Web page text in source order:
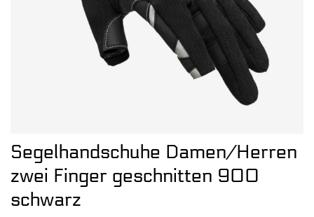
Segelhandschuhe Damen/Herren
zwei Finger geschnitten 900
schwarz